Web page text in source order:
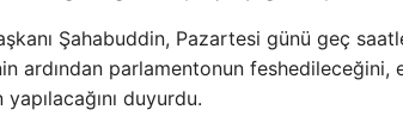
Şahabuddin, Pazartesi günü geç
ardından parlamentonun feshedileceğini,
duyurdu.